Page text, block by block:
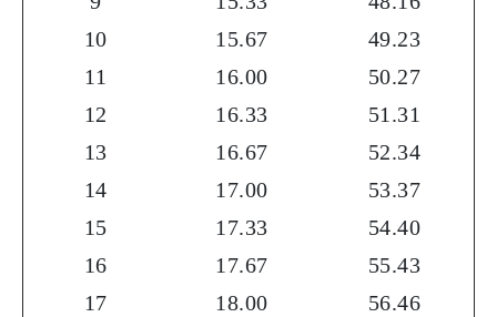
10
15.67
49.23
11
16.00
50.27
12
16.33
51.31
13
16.67
52.34
14
17.00
53.37
15
17.33
54.40
16
17.67
55.43
17
18.00
56.46